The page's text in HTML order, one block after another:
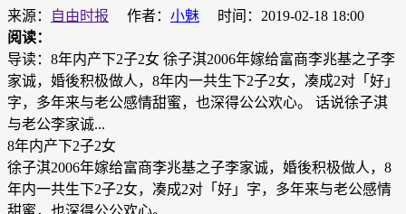
来源： 自由时报 作者： 小魅
时间：2019-02-18 18:00
阅读：
导读：8年内产下2子2女 徐子淇2006年嫁给富商李兆基之子李
家诚，婚後积极做人，8年内一共生下2子2女，凑成2对「好」
字，多年来与老公感情甜蜜，也深得公公欢心。 话说徐子淇
与老公李家诚...
8年内产下2子2女
徐子淇2006年嫁给富商李兆基之子李家诚，婚後积极做人，8
年内一共生下2子2女，凑成2对「好」字，多年来与老公感情